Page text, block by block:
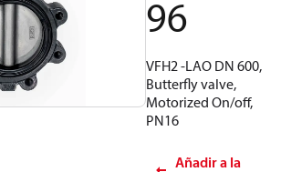
96
VFH2 -LAO DN 600,
Butterfly valve,
Motorized On/off,
PN16
Añadir a la